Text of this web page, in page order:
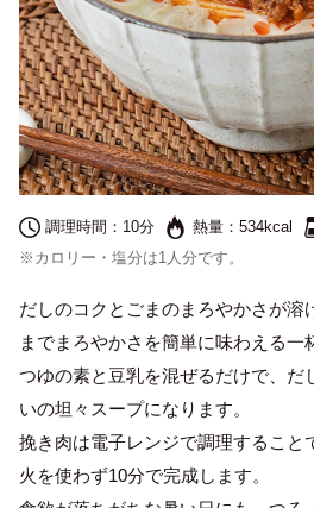
調理時間： 10分 熱量： 534kcal
※カロリー・塩分は1人分です。
だしのコクとごまのまろやかさが溶
までまろやかさを簡単に味わえる一
つゆの素と豆乳を混ぜるだけで、だ
いの坦々スープになります。
挽き肉は電子レンジで調理すること
火を使わず10分で完成します。